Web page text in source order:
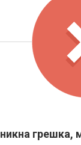
грешка,